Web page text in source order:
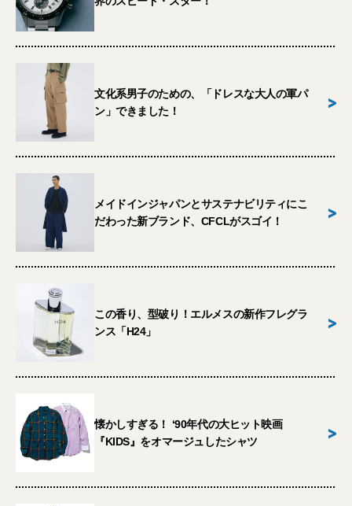
文化系男子のための、「ドレスな大人の軍パ
ン」できました！
>
メイドインジャパンとサステナビリティにこ
だわった新ブランド、CFCLがスゴイ！
>
この香り、型破り！エルメスの新作フレグラ
ンス「H24」
>
懐かしすぎる！ ‘90年代の大ヒット映画
『KIDS』をオマージュしたシャツ
>